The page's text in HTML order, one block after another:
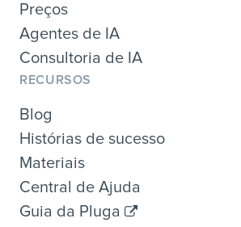
Preços
Agentes de IA
Consultoria de IA
RECURSOS
Blog
Histórias de sucesso
Materiais
Central de Ajuda
Guia da Pluga